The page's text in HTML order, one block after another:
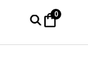
0